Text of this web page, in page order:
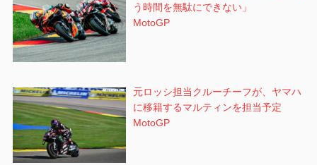
う時間を無駄にできない」
MotoGP
元ロッシ担当クルーチーフが、ヤマハ
に移籍するマルティンを担当予定
MotoGP